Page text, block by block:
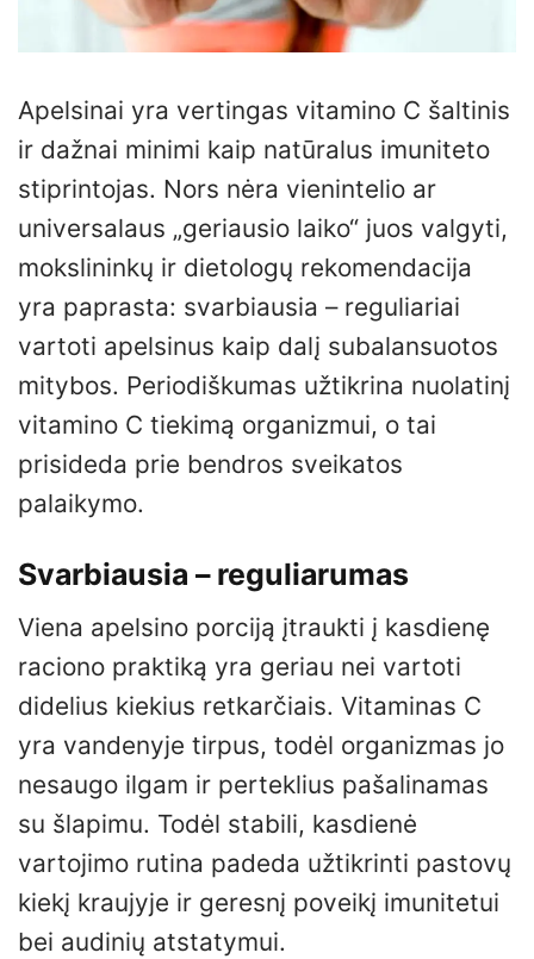
Apelsinai yra vertingas vitamino C šaltinis
ir dažnai minimi kaip natūralus imuniteto
stiprintojas. Nors nėra vienintelio ar
universalaus „geriausio laiko“ juos valgyti,
mokslininkų ir dietologų rekomendacija
yra paprasta: svarbiausia – reguliariai
vartoti apelsinus kaip dalį subalansuotos
mitybos. Periodiškumas užtikrina nuolatinį
vitamino C tiekimą organizmui, o tai
prisideda prie bendros sveikatos
palaikymo.
Svarbiausia – reguliarumas
Viena apelsino porciją įtraukti į kasdienę
raciono praktiką yra geriau nei vartoti
didelius kiekius retkarčiais. Vitaminas C
yra vandenyje tirpus, todėl organizmas jo
nesaugo ilgam ir perteklius pašalinamas
su šlapimu. Todėl stabili, kasdienė
vartojimo rutina padeda užtikrinti pastovų
kiekį kraujyje ir geresnį poveikį imunitetui
bei audinių atstatymui.